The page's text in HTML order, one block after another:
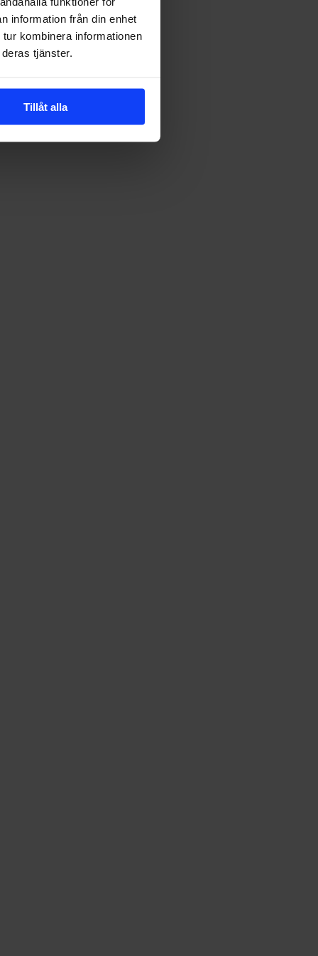
information från din enhet
kombinera informationen
tjänster.
Tillåt alla